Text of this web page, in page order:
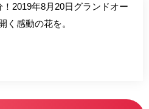
2019年8月20日グランドオー
く感動の花を。